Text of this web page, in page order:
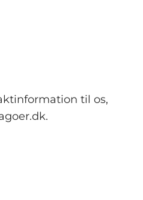
til os,